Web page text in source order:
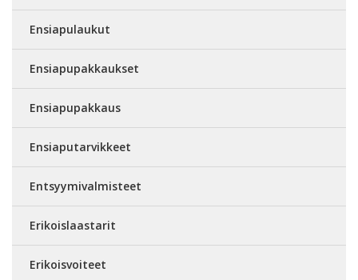
Ensiapulaukut
Ensiapupakkaukset
Ensiapupakkaus
Ensiaputarvikkeet
Entsyymivalmisteet
Erikoislaastarit
Erikoisvoiteet